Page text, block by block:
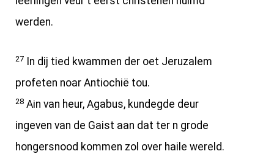
werden.
27
In dij tied kwammen der oet Jeruzalem
profeten noar Antiochië tou.
28 Ain van heur, Agabus, kundegde deur
ingeven van de Gaist aan dat ter n grode
hongersnood kommen zol over haile wereld.